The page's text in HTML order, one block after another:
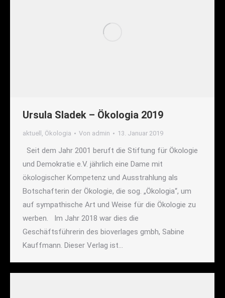
Ursula Sladek – Ökologia 2019
aktuell , Ökologia Von admin 13. Januar 2019
Seit dem Jahr 2001 beruft die Stiftung für Ökologie
und Demokratie e.V. jährlich eine Dame mit
ökologischer Kompetenz und Ausstrahlung als
Botschafterin der Ökologie, die sog. „Ökologia“, um
auf sympathische Art und Weise für die Ökologie zu
werben. Im Jahr 2018 war dies die
Geschäftsführerin des bioverlages gmbh, Sabine
Kauffmann. Dieser Verlag ist…